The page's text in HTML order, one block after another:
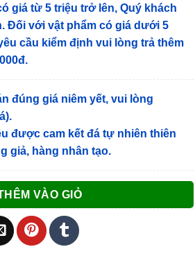
giá từ 5 triệu trở lên, Quý khách
. Đối với vật phẩm có giá dưới 5
cầu kiểm định vui lòng trả thêm
đúng giá niêm yết, vui lòng
được cam kết đá tự nhiên thiên
giả, hàng nhân tạo.
VÀO GIỎ